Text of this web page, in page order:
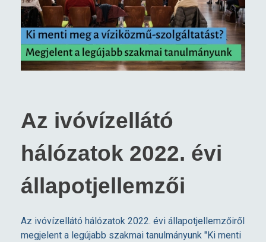
Az ivóvízellátó
hálózatok 2022. évi
állapotjellemzői
Az ivóvízellátó hálózatok 2022. évi állapotjellemzőiről
megjelent a legújabb szakmai tanulmányunk "Ki menti